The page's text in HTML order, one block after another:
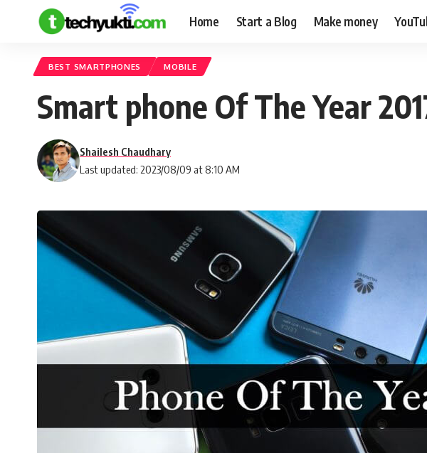
Home Start a Blog Make money
BEST SMARTPHONES MOBILE
Smart phone Of The Year
Last updated: 2023/08/09 at 8:10 AM
Shailesh Chaudhary